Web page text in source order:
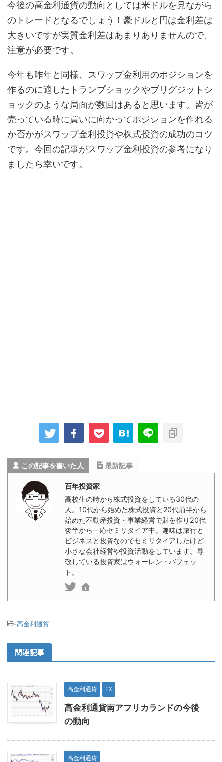
今後の高金利通貨の動向としては米ドルを見ながら
のトレードとなるでしょう！豪ドルと円は金利差は
大きいですが実質金利差はあまりありませんので、
注意が必要です。
今年も昨年と同様、スワップ金利用のポジションを
作るのに適したトランプショックやブリグジットシ
ョックのような局面が数回はあると思います。皆が
売っている時に買いに向かってポジションを作れる
か否かがスワップ金利投資や株式投資の成功のコツ
です。今回の記事がスワップ金利投資の参考になり
ましたら幸いです。
この記事を書いた人 最新記事
百年投資家
高校生の時から株式投資をしている30代の
人。10代から始めた株式投資と20代前半から
始めた不動産投資・事業経営で財を作り20代
後半から一応セミリタイア中。趣味は旅行と
ビジネスと投資なのでセミリタイアしたけど
小さな会社経営や投資活動をしています。尊
敬している投資家はウォーレン・バフェッ
ト。
-高金利通貨
関連記事
高金利通貨 FX
高金利通貨南アフリカランドの今後
の動向
高金利通貨